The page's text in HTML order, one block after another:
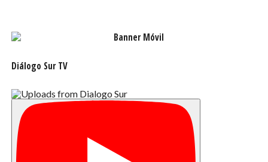
colaboración. Vamos a revisar si las plataformas mismas
reunión consultiva ha establecido a través de los años,
sean utilizadas adecuadamente y realmente sirvan para
los propósitos para los cuales se crearon.
La Secretaría es también la memoria histórica de las
Diálogo Sur TV